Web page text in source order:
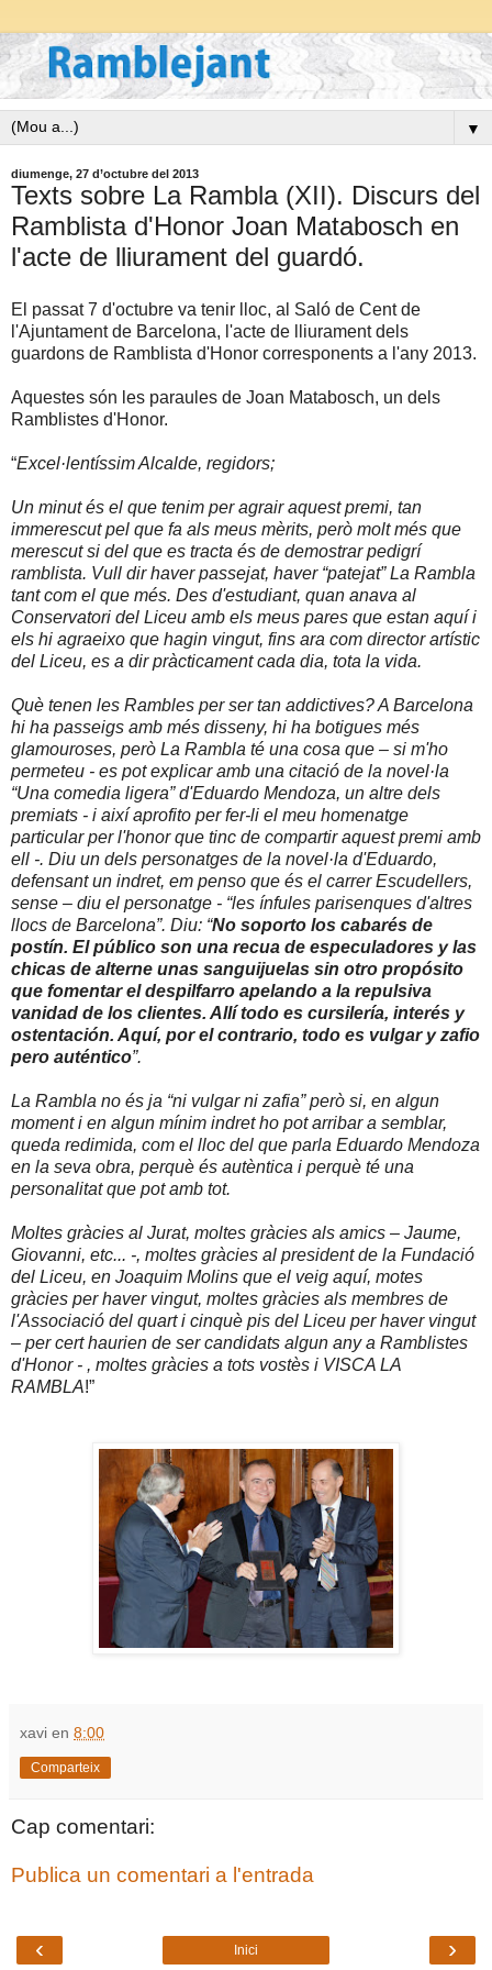
▼
diumenge, 27 d’octubre del 2013
Texts sobre La Rambla (XII). Discurs del
Ramblista d'Honor Joan Matabosch en
l'acte de lliurament del guardó.
El passat 7 d'octubre va tenir lloc, al Saló de Cent de
l'Ajuntament de Barcelona, l'acte de lliurament dels
guardons de Ramblista d'Honor corresponents a l'any 2013.
Aquestes són les paraules de Joan Matabosch, un dels
Ramblistes d'Honor.
“Excel·lentíssim Alcalde, regidors;
Un minut és el que tenim per agrair aquest premi, tan
immerescut pel que fa als meus mèrits, però molt més que
merescut si del que es tracta és de demostrar pedigrí
ramblista. Vull dir haver passejat, haver “patejat” La Rambla
tant com el que més. Des d'estudiant, quan anava al
Conservatori del Liceu amb els meus pares que estan aquí i
els hi agraeixo que hagin vingut, fins ara com director artístic
del Liceu, es a dir pràcticament cada dia, tota la vida.
Què tenen les Rambles per ser tan addictives? A Barcelona
hi ha passeigs amb més disseny, hi ha botigues més
glamouroses, però La Rambla té una cosa que – si m'ho
permeteu - es pot explicar amb una citació de la novel·la
“Una comedia ligera” d'Eduardo Mendoza, un altre dels
premiats - i així aprofito per fer-li el meu homenatge
particular per l'honor que tinc de compartir aquest premi amb
ell -. Diu un dels personatges de la novel·la d'Eduardo,
defensant un indret, em penso que és el carrer Escudellers,
sense – diu el personatge - “les ínfules parisenques d'altres
llocs de Barcelona”. Diu: “No soporto los cabarés de
postín. El público son una recua de especuladores y las
chicas de alterne unas sanguijuelas sin otro propósito
que fomentar el despilfarro apelando a la repulsiva
vanidad de los clientes. Allí todo es cursilería, interés y
ostentación. Aquí, por el contrario, todo es vulgar y zafio
pero auténtico”.
La Rambla no és ja “ni vulgar ni zafia” però si, en algun
moment i en algun mínim indret ho pot arribar a semblar,
queda redimida, com el lloc del que parla Eduardo Mendoza
en la seva obra, perquè és autèntica i perquè té una
personalitat que pot amb tot.
Moltes gràcies al Jurat, moltes gràcies als amics – Jaume,
Giovanni, etc... -, moltes gràcies al president de la Fundació
del Liceu, en Joaquim Molins que el veig aquí, motes
gràcies per haver vingut, moltes gràcies als membres de
l'Associació del quart i cinquè pis del Liceu per haver vingut
– per cert haurien de ser candidats algun any a Ramblistes
d'Honor - , moltes gràcies a tots vostès i VISCA LA
RAMBLA!”
xavi en 8:00
Comparteix
Cap comentari:
Publica un comentari a l'entrada
‹ ›
Inici